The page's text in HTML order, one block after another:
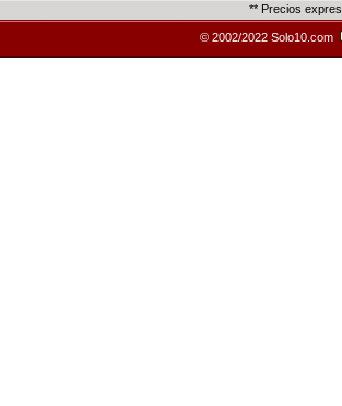
** Precios
© 2002/2022 Solo10.com